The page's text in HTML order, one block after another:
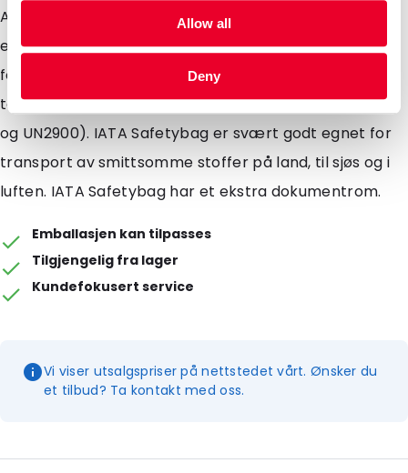
Allow all
Deny
ADN / IMDG) og PI650 (ICAO-TI eller IATA). Safetybag
er laget av flere lag med robust plast og tåler et
foreskrevet indre trykk på 95 kPa i
temperaturområdet -40 °C til +55 °C (krav i UN2814
og UN2900). IATA Safetybag er svært godt egnet for
transport av smittsomme stoffer på land, til sjøs og i
luften. IATA Safetybag har et ekstra dokumentrom.
Emballasjen kan tilpasses
Tilgjengelig fra lager
Kundefokusert service
Vi viser utsalgspriser på nettstedet vårt. Ønsker du
et tilbud? Ta kontakt med oss.